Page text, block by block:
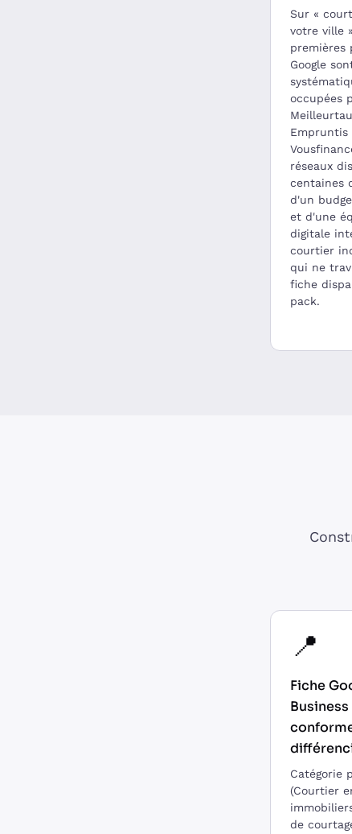
Sur «
votre ville
premières
Google
occupées
Empruntis
réseaux
centaines
d'un
et d'une
digitale
courtier
qui ne
fiche
pack.
📍
Fiche
Catégorie
(Courtier
de